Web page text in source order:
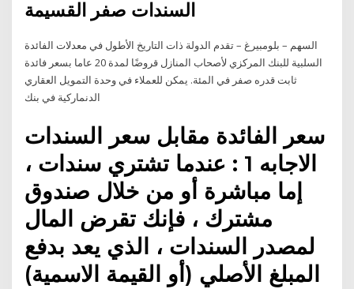
السهم – بلومبيرغ – تقدم الدولة ذات التاريخ الأطول في معدلات الفائدة
السلبية للبنك المركزي لأصحاب المنازل قروضًا لمدة 20 عاما بسعر فائدة
ثابت قدره صفر في المئة. يمكن للعملاء في وحدة التمويل العقاري
الدنماركية في بنك
سعر الفائدة مقابل سعر السندات
الاجابه 1 : عندما تشتري سندات ،
إما مباشرة أو من خلال صندوق
مشترك ، فإنك تقرض المال
لمصدر السندات ، الذي يعد بدفع
المبلغ الأصلي (أو القيمة الاسمية)